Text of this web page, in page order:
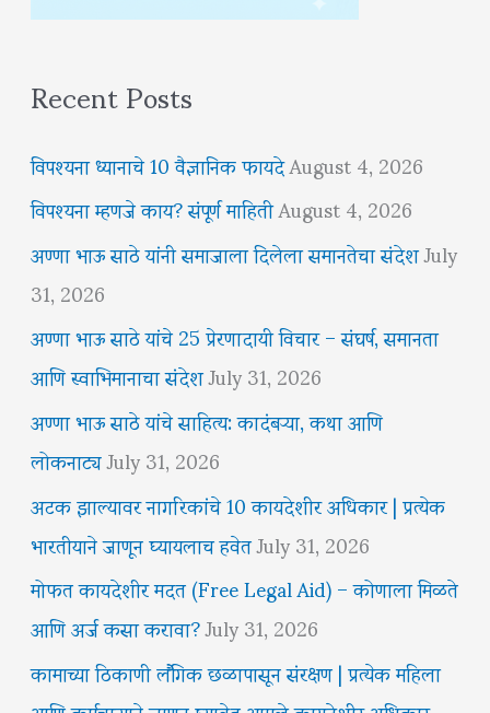
Recent Posts
विपश्यना ध्यानाचे 10 वैज्ञानिक फायदेAugust 4, 2026
विपश्यना म्हणजे काय? संपूर्ण माहितीAugust 4, 2026
अण्णा भाऊ साठे यांनी समाजाला दिलेला समानतेचा संदेशJuly
31, 2026
अण्णा भाऊ साठे यांचे 25 प्रेरणादायी विचार – संघर्ष, समानता
आणि स्वाभिमानाचा संदेशJuly 31, 2026
अण्णा भाऊ साठे यांचे साहित्य: कादंबऱ्या, कथा आणि
लोकनाट्यJuly 31, 2026
अटक झाल्यावर नागरिकांचे 10 कायदेशीर अधिकार | प्रत्येक
भारतीयाने जाणून घ्यायलाच हवेतJuly 31, 2026
मोफत कायदेशीर मदत (Free Legal Aid) – कोणाला मिळते
आणि अर्ज कसा करावा?July 31, 2026
कामाच्या ठिकाणी लैंगिक छळापासून संरक्षण | प्रत्येक महिला